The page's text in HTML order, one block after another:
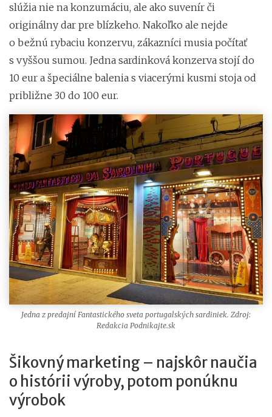
slúžia nie na konzumáciu, ale ako suvenír či
originálny dar pre blízkeho. Nakoľko ale nejde
o bežnú rybaciu konzervu, zákazníci musia počítať
s vyššou sumou. Jedna sardinková konzerva stojí do
10 eur a špeciálne balenia s viacerými kusmi stoja od
približne 30 do 100 eur.
Jedna z predajní Fantastického sveta portugalských sardiniek. Zdroj:
Redakcia Podnikajte.sk
Šikovný marketing – najskôr naučia
o histórii výroby, potom ponúknu
výrobok